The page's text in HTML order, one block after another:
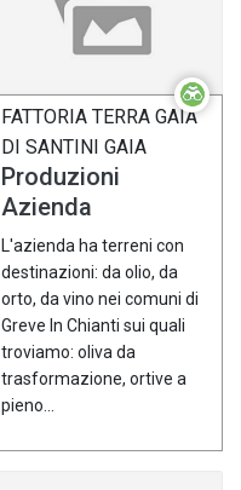
FATTORIA TERRA GAIA
DI SANTINI GAIA
Produzioni
Azienda
L'azienda ha terreni con
destinazioni: da olio, da
orto, da vino nei comuni di
Greve In Chianti sui quali
troviamo: oliva da
trasformazione, ortive a
pieno...